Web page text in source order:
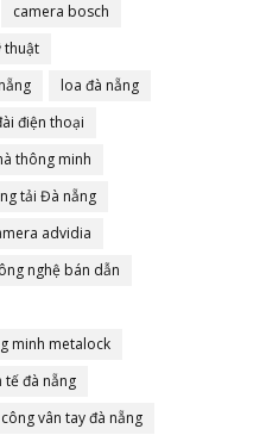
camera bosch
thuật
loa đà nẵng
điện thoại
thông minh
tải Đà nẵng
advidia
nghệ bán dẫn
minh metalock
tế đà nẵng
vân tay đà nẵng